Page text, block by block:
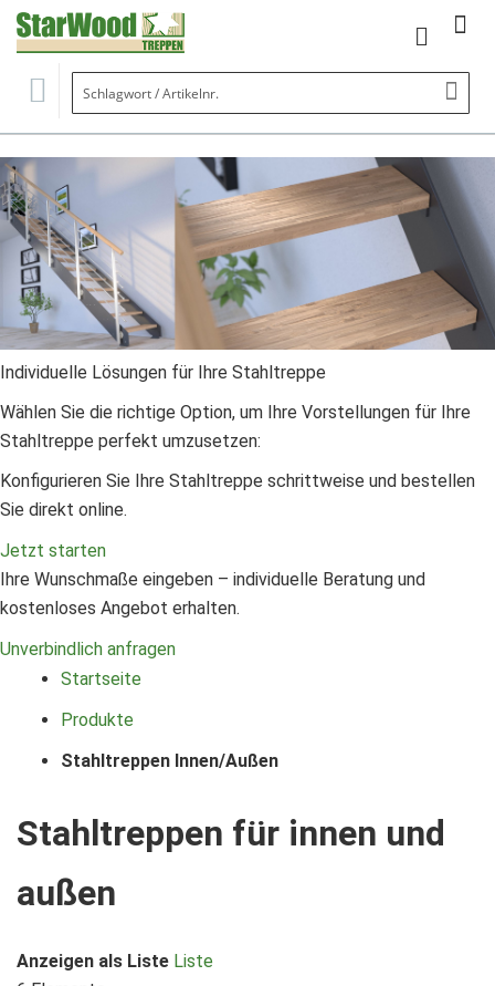
Mein
Individuelle Lösungen für Ihre Stahltreppe
Wählen Sie die richtige Option, um Ihre Vorstellungen für Ihre
Stahltreppe perfekt umzusetzen:
Konfigurieren Sie Ihre Stahltreppe schrittweise und bestellen
Sie direkt online.
Jetzt starten
Ihre Wunschmaße eingeben – individuelle Beratung und
kostenloses Angebot erhalten.
Unverbindlich anfragen
Startseite
Produkte
Stahltreppen Innen/Außen
Stahltreppen für innen und
außen
Anzeigen als Liste Liste